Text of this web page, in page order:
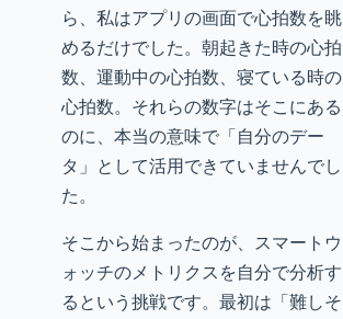
ら、私はアプリの画面で心拍数を眺
めるだけでした。朝起きた時の心拍
数、運動中の心拍数、寝ている時の
心拍数。それらの数字はそこにある
のに、本当の意味で「自分のデー
タ」として活用できていませんでし
た。
そこから始まったのが、スマートウ
ォッチのメトリクスを自分で分析す
るという挑戦です。最初は「難しそ